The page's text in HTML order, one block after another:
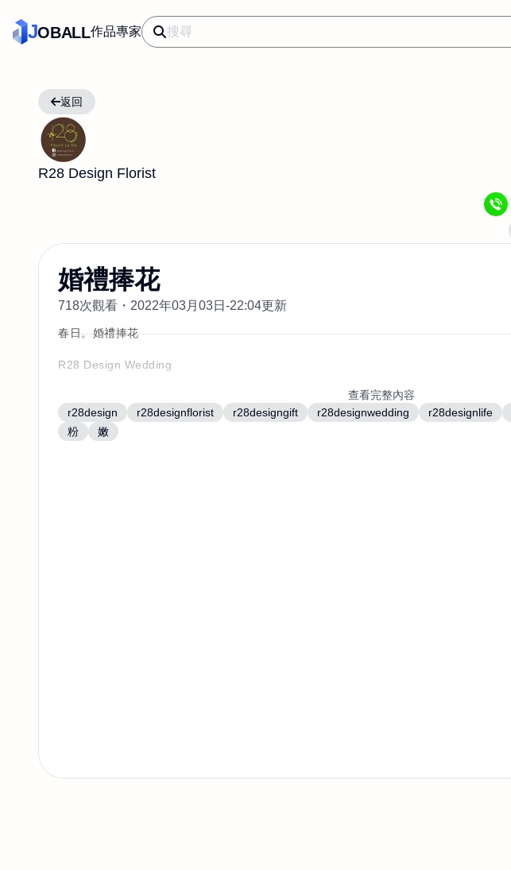
JOBALL作品專家
返回
R28 Design Florist
婚禮捧花
718次觀看・ 2022年03月03日-22:04更新
r28design r28designflorist r28designgift r28designwedding r28designlife
粉
嫩
春日。婚禮捧花
R28 Design Wedding
乒乓菊。綠石竹
查看完整內容